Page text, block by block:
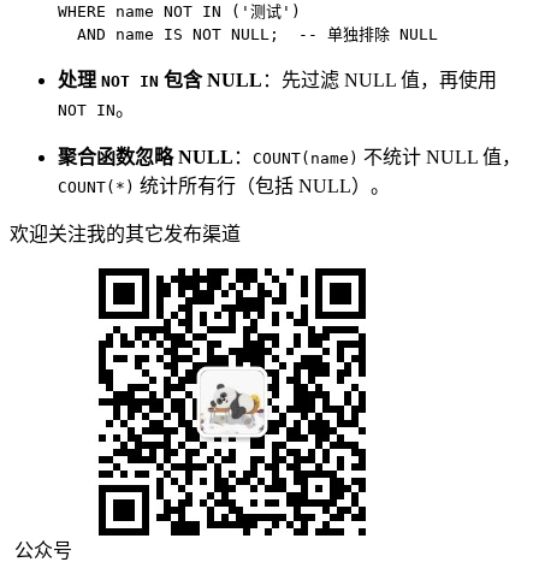
WHERE name NOT IN ( '测试' )
AND name IS NOT NULL ; -- 单独排除 NULL
处理 NOT IN 包含 NULL ：先过滤 NULL 值，再使用
NOT IN。
聚合函数忽略 NULL ： COUNT(name) 不统计 NULL 值，
COUNT(*) 统计所有行（包括 NULL）。
欢迎关注我的其它发布渠道
公众号